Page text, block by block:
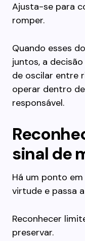
Ajusta-se para
romper.
Quando esses
juntos, a
de oscilar entre
operar dentro
responsável.
sinal de
Há um ponto
virtude e passa
Reconhecer
preservar.